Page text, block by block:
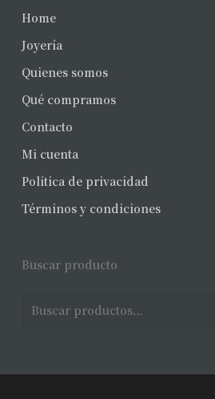
Home
Joyería
Quienes somos
Qué compramos
Contacto
Mi cuenta
Política de privacidad
Términos y condiciones
Buscar producto